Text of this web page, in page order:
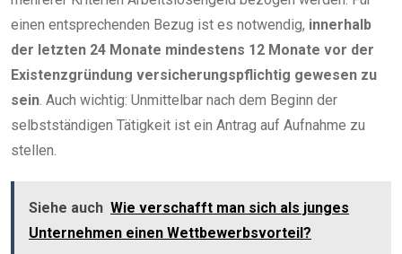
einen entsprechenden Bezug ist es notwendig, innerhalb
der letzten 24 Monate mindestens 12 Monate vor der
Existenzgründung versicherungspflichtig gewesen zu
sein. Auch wichtig: Unmittelbar nach dem Beginn der
selbstständigen Tätigkeit ist ein Antrag auf Aufnahme zu
stellen.
Siehe auch Wie verschafft man sich als junges
Unternehmen einen Wettbewerbsvorteil?